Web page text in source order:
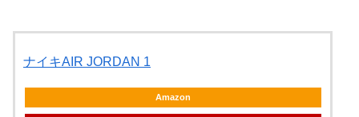
ナイキAIR JORDAN 1
Amazon